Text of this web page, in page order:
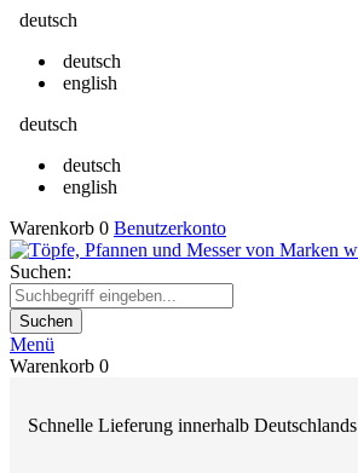
deutsch
deutsch
english
deutsch
deutsch
english
Warenkorb 0 Benutzerkonto
Suchen:
Suchen
Menü
Warenkorb 0
Schnelle Lieferung innerhalb Deutschlands